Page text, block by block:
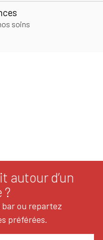
soins
autour d’un
?
bar ou repartez
préférées.